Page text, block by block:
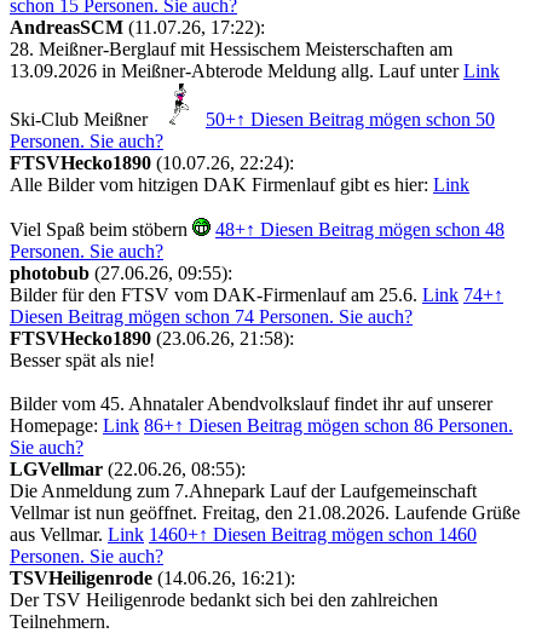
schon 15 Personen. Sie auch?
AndreasSCM (11.07.26, 17:22):
28. Meißner-Berglauf mit Hessischem Meisterschaften am
13.09.2026 in Meißner-Abterode Meldung allg. Lauf unterLink
Ski-Club Meißner 50+↑ Diesen Beitrag mögen schon 50
Personen. Sie auch?
FTSVHecko1890 (10.07.26, 22:24):
Alle Bilder vom hitzigen DAK Firmenlauf gibt es hier: Link
Viel Spaß beim stöbern 48+↑ Diesen Beitrag mögen schon 48
Personen. Sie auch?
photobub (27.06.26, 09:55):
Bilder für den FTSV vom DAK-Firmenlauf am 25.6. Link 74+↑
Diesen Beitrag mögen schon 74 Personen. Sie auch?
FTSVHecko1890 (23.06.26, 21:58):
Besser spät als nie!
Bilder vom 45. Ahnataler Abendvolkslauf findet ihr auf unserer
Homepage: Link 86+↑ Diesen Beitrag mögen schon 86 Personen.
Sie auch?
LGVellmar (22.06.26, 08:55):
Die Anmeldung zum 7.Ahnepark Lauf der Laufgemeinschaft
Vellmar ist nun geöffnet. Freitag, den 21.08.2026. Laufende Grüße
aus Vellmar. Link 1460+↑ Diesen Beitrag mögen schon 1460
Personen. Sie auch?
TSVHeiligenrode (14.06.26, 16:21):
Der TSV Heiligenrode bedankt sich bei den zahlreichen
Teilnehmern.